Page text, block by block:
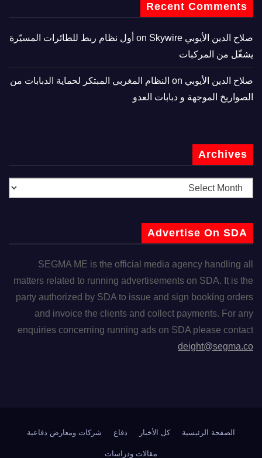
Recent Comments
صلاح الدين الأيوبي
Skywire أول نظام ربط للطائرات المسيّرة
يشغّل من المركبات
صلاح الدين الأيوبي
النظام المغربي المبتكر لحماية الدبابات من
الصواريخ الموجهة و دبابات العدو
Archives
Advertise On SDA
SEGMA ME is the official media agency handling all
matters related to running advertisements on SDA. It is the
party authorized by SDA to issue and sign booking orders
and invoice the clients and collect payments. For any
enquiries concerning running ads on SDA please contact
deight@segma.co
الصفحة الرئيسية كل الأخبار دفاع شركات ومعارض دفاعية
مقالات ودراسات